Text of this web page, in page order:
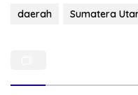
daerah Sumatera